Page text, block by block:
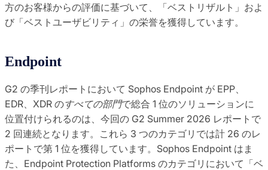
方のお客様からの評価に基づいて、「ベストリザルト」およ
び「ベストユーザビリティ」の栄誉を獲得しています。
Endpoint
G2 の季刊レポートにおいて Sophos Endpoint が EPP、
EDR、XDR のすべての部門で総合 1 位のソリューションに
位置付けられるのは、今回の G2 Summer 2026 レポートで
2 回連続となります。これら 3 つのカテゴリでは計 26 のレ
ポートで第 1 位を獲得しています。Sophos Endpoint はま
た、Endpoint Protection Platforms のカテゴリにおいて「ベ